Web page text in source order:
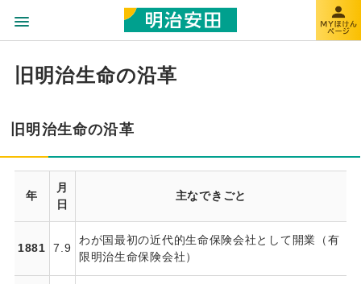
旧明治生命の沿革
旧明治生命の沿革
年
月
日
主なできごと
1881 7.9
わが国最初の近代的生命保険会社として開業（有
限明治生命保険会社）